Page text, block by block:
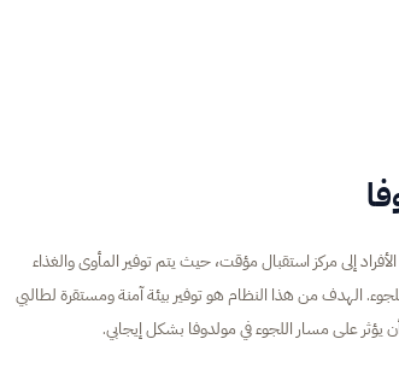
إلى مركز استقبال مؤقت، حيث يتم توفير المأوى والغذاء
الهدف من هذا النظام هو توفير بيئة آمنة ومستقرة لطالبي
يؤثر على مسار اللجوء في مولدوفا بشكل إيجابي.